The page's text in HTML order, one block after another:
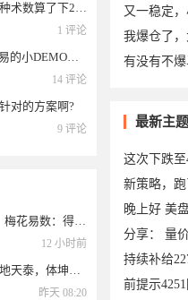
2026-03-
又一稳定
我爆仓了，
有没有不
最新主题
这次下跌
新策略，
晚上好 美
分享： 量
持续补给
前提示
【黄金玄学预警】用三种术数算了下2026年4月30日金价走势，结果有点意思： 梅花
1 评论
【MT4通过deepseek交易的小DEMO】MT4访问deepseek来预测行情,稍微修改即可自动下单以及指导交易
14 评论
对的方案啊?
9 评论
测2026年8月6日黄金： 梅花易数：得“水风井”变“水天需”，体卦得变卦乾金生
12 小时前
梅花易数起得地风升变地天泰，体坤土被用巽木所克，初爻动有冲高之象，但根基不
昨天 08:20